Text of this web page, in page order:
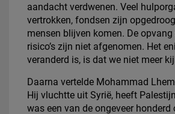
aandacht verdwenen. Veel
vertrokken, fondsen zijn
mensen blijven komen. De
risico’s zijn niet afgenomen. Het
veranderd is, is dat we niet meer
Daarna vertelde Mohammad
Hij vluchtte uit Syrië, heeft
was een van de ongeveer honderd